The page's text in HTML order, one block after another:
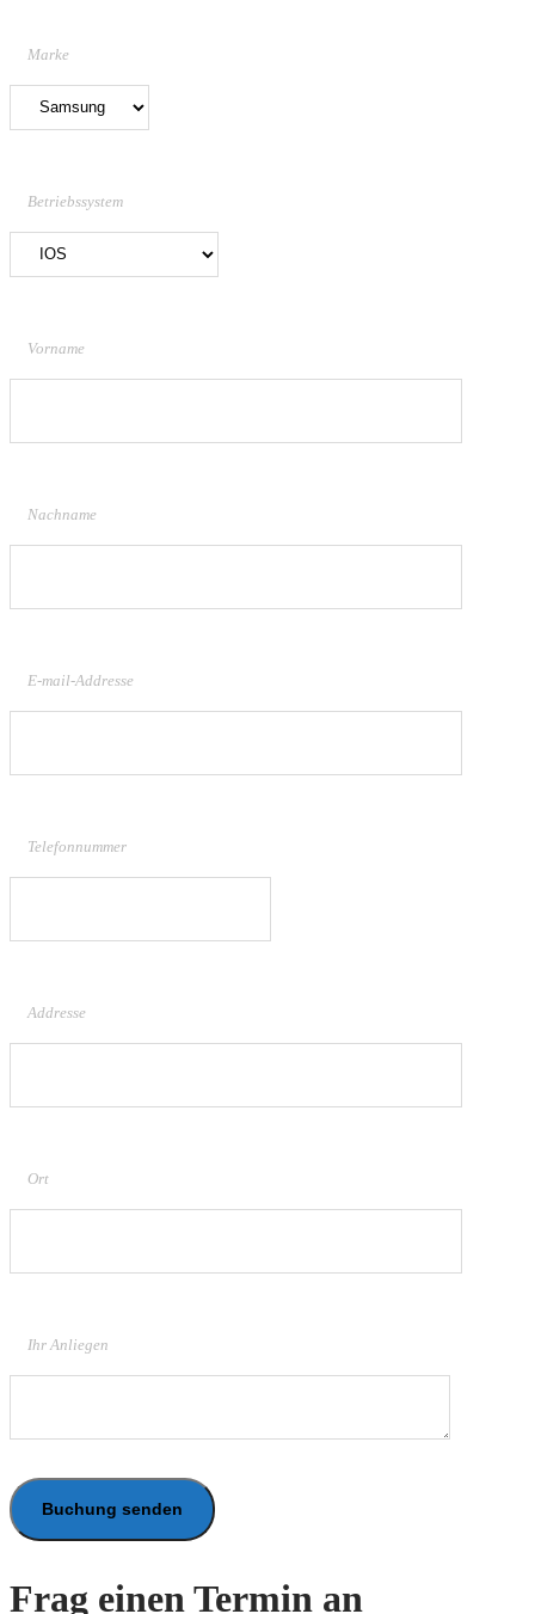
Marke
Betriebssystem
Vorname
Nachname
E-mail-Addresse
Telefonnummer
Addresse
Ort
Ihr Anliegen
Frag einen Termin an